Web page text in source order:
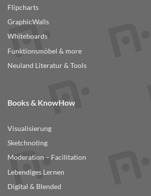
Flipcharts
GraphicWalls
Whiteboards
Funktionsmöbel & more
Neuland Literatur & Tools
Books & KnowHow
Visualisierung
Sketchnoting
Moderation – Facilitation
Lebendiges Lernen
Digital & Blended